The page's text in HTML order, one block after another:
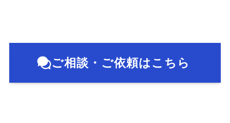
ご相談・ご依頼はこちら